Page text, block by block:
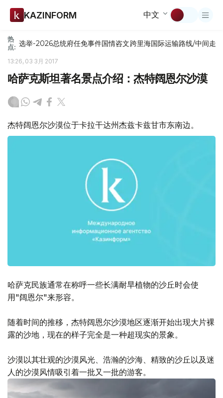
KAZINFORM 中文
热
点: 选举-2026总统府任免事件国情咨文跨里海国际运输路线/中间走廊
13:26, 03 3月 2017
哈萨克斯坦著名景点介绍：杰特阔恩尔沙漠
杰特阔恩尔沙漠位于卡拉干达州杰兹卡兹甘市东南边。
哈萨克民族通常在称呼一些长满耐旱植物的沙丘时会使
用"阔恩尔"来形容。
随着时间的推移，杰特阔恩尔沙漠地区逐渐开始出现大片裸
露的沙地，现在的样子完全是一种超现实的景象。
沙漠以其壮观的沙漠风光、浩瀚的沙海、精致的沙丘以及迷
人的沙漠风情吸引着一批又一批的游客。